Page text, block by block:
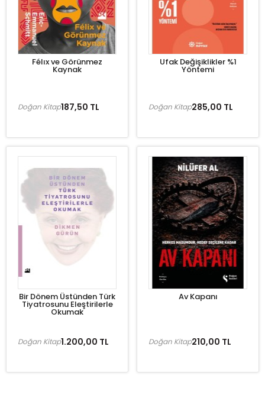
Félıx ve Görünmez
Kaynak
187,50 TL
Doğan Kitap
Ufak Değişiklikler %1
Yöntemi
285,00 TL
Doğan Kitap
Bir Dönem Üstünden Türk
Tiyatrosunu Eleştirilerle
Okumak
1.200,00 TL
Doğan Kitap
Av Kapanı
210,00 TL
Doğan Kitap